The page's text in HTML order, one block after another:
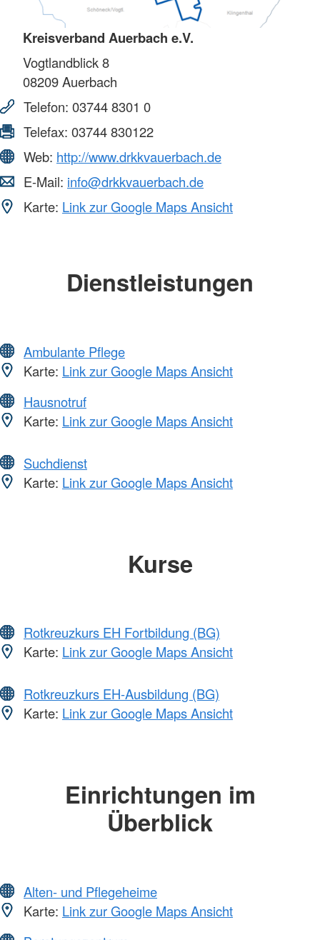
Kreisverband Auerbach e.V.
Vogtlandblick 8
08209Auerbach
Telefon: 03744 8301 0
Telefax: 03744 830122
Web: http://www.drkkvauerbach.de
E-Mail: info@drkkvauerbach.de
Karte: Link zur Google Maps Ansicht
Dienstleistungen
Ambulante Pflege
Karte: Link zur Google Maps Ansicht
Hausnotruf
Karte: Link zur Google Maps Ansicht
Suchdienst
Karte: Link zur Google Maps Ansicht
Kurse
Rotkreuzkurs EH Fortbildung (BG)
Karte: Link zur Google Maps Ansicht
Rotkreuzkurs EH-Ausbildung (BG)
Karte: Link zur Google Maps Ansicht
Einrichtungen im
Überblick
Alten- und Pflegeheime
Karte: Link zur Google Maps Ansicht